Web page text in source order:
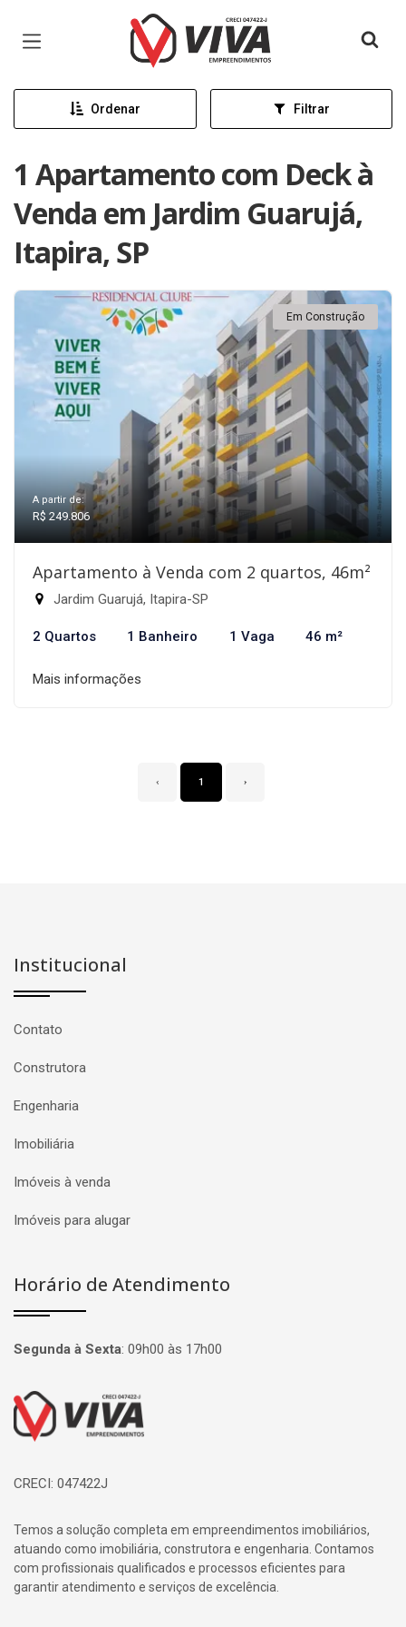
Página inicial
Ordenar Filtrar
1 Apartamento com Deck à
Venda em Jardim Guarujá,
Itapira, SP
Em Construção
A partir de:
R$ 249.806
Apartamento à Venda com 2 quartos, 46m²
Jardim Guarujá, Itapira-SP
2 Quartos 1 Banheiro 1 Vaga 46 m²
Mais informações
‹ 1 ›
Institucional
Contato
Construtora
Engenharia
Imobiliária
Imóveis à venda
Imóveis para alugar
Horário de Atendimento
Segunda à Sexta: 09h00 às 17h00
Página inicial
CRECI: 047422J
Temos a solução completa em empreendimentos imobiliários,
atuando como imobiliária, construtora e engenharia. Contamos
com profissionais qualificados e processos eficientes para
garantir atendimento e serviços de excelência.